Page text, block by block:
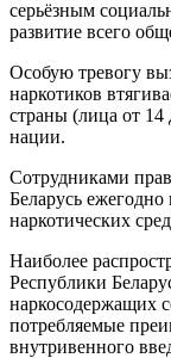
серьёзным
развитие всего
Особую тревогу
наркотиков
страны (лица от 14
нации.
Сотрудниками
Беларусь
наркотических
Наиболее
Республики
наркосодержащих
потребляемые
внутривенного